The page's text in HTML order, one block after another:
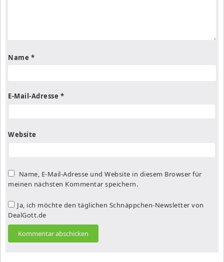
Name *
E-Mail-Adresse *
Website
Name, E-Mail-Adresse und Website in diesem Browser für
meinen nächsten Kommentar speichern.
Ja, ich möchte den täglichen Schnäppchen-Newsletter von
DealGott.de